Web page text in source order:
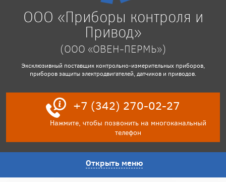
ООО «Приборы контроля и
Привод»
(ООО «ОВЕН-ПЕРМЬ»)
Эксклюзивный поставщик контрольно-измерительных приборов,
приборов защиты электродвигателей, датчиков и приводов.
+7 (342) 270-02-27
Нажмите, чтобы позвонить на многоканальный
телефон
Открыть меню